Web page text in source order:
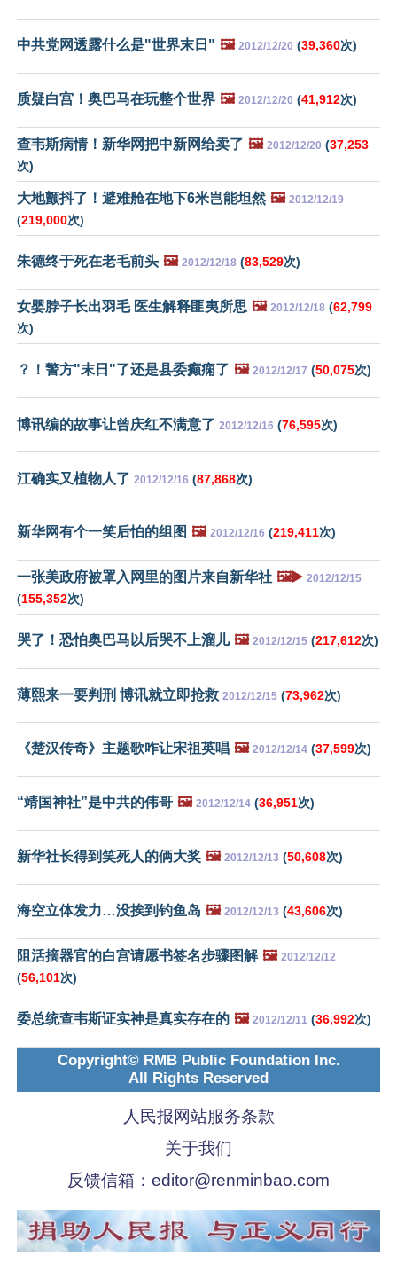
中共党网透露什么是"世界末日" 🖼️ 2012/12/20 (39,360次)
质疑白宫！奥巴马在玩整个世界 🖼️ 2012/12/20 (41,912次)
查韦斯病情！新华网把中新网给卖了 🖼️ 2012/12/20 (37,253
次)
大地颤抖了！避难舱在地下6米岂能坦然 🖼️ 2012/12/19
(219,000次)
朱德终于死在老毛前头 🖼️ 2012/12/18 (83,529次)
女婴脖子长出羽毛 医生解释匪夷所思 🖼️ 2012/12/18 (62,799
次)
？！警方"末日"了还是县委癫痫了 🖼️ 2012/12/17 (50,075次)
博讯编的故事让曾庆红不满意了 2012/12/16 (76,595次)
江确实又植物人了 2012/12/16 (87,868次)
新华网有个一笑后怕的组图 🖼️ 2012/12/16 (219,411次)
一张美政府被罩入网里的图片来自新华社 🖼️▶️ 2012/12/15
(155,352次)
哭了！恐怕奥巴马以后哭不上溜儿 🖼️ 2012/12/15 (217,612次)
薄熙来一要判刑 博讯就立即抢救 2012/12/15 (73,962次)
《楚汉传奇》主题歌咋让宋祖英唱 🖼️ 2012/12/14 (37,599次)
“靖国神社”是中共的伟哥 🖼️ 2012/12/14 (36,951次)
新华社长得到笑死人的俩大奖 🖼️ 2012/12/13 (50,608次)
海空立体发力…没挨到钓鱼岛 🖼️ 2012/12/13 (43,606次)
阻活摘器官的白宫请愿书签名步骤图解 🖼️ 2012/12/12
(56,101次)
委总统查韦斯证实神是真实存在的 🖼️ 2012/12/11 (36,992次)
Copyright© RMB Public Foundation Inc.
All Rights Reserved
人民报网站服务条款
关于我们
反馈信箱： editor@renminbao.com